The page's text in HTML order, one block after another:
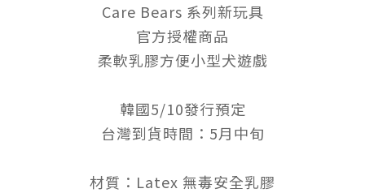
Care Bears 系列新玩具
官方授權商品
柔軟乳膠方便小型犬遊戲
韓國5/10發行預定
台灣到貨時間：5月中旬
材質：Latex 無毒安全乳膠